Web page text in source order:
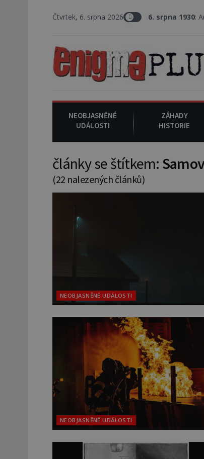
Čtvrtek, 6. srpna 2026
6. srpna 1930 : Americký
NEOBJASNĚNÉ
UDÁLOSTI
ZÁHADY
HISTORIE
články se štítkem:
(22 nalezených článků)
NEOBJASNĚNÉ UDÁLOSTI
NEOBJASNĚNÉ UDÁLOSTI